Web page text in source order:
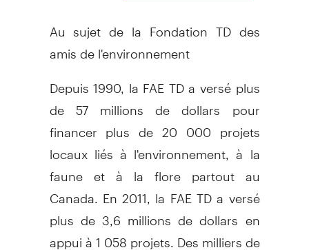
Au sujet de la Fondation TD des
amis de l'environnement
Depuis 1990, la FAE TD a versé plus
de 57 millions de dollars pour
financer plus de 20 000 projets
locaux liés à l'environnement, à la
faune et à la flore partout au
Canada. En 2011, la FAE TD a versé
plus de 3,6 millions de dollars en
appui à 1 058 projets. Des milliers de